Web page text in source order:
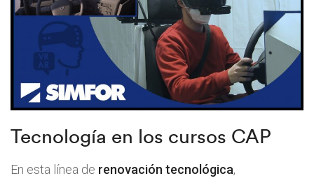
Tecnología en los cursos CAP
En esta línea de renovación tecnológica,